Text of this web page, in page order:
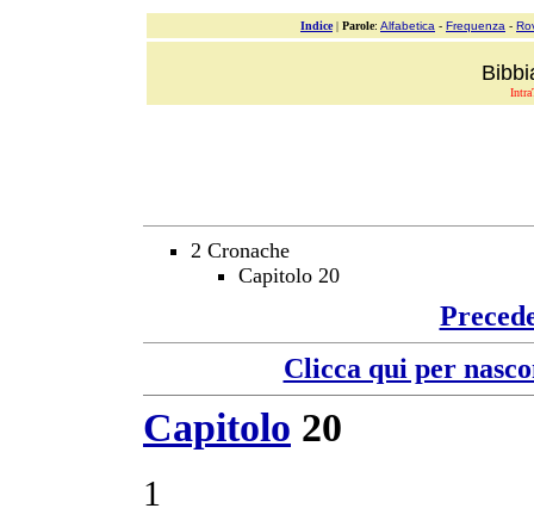
Indice| Parole: Alfabetica - Frequenza -
2 Cronache
Capitolo 20
Clicca qui per
Capitolo 20
1